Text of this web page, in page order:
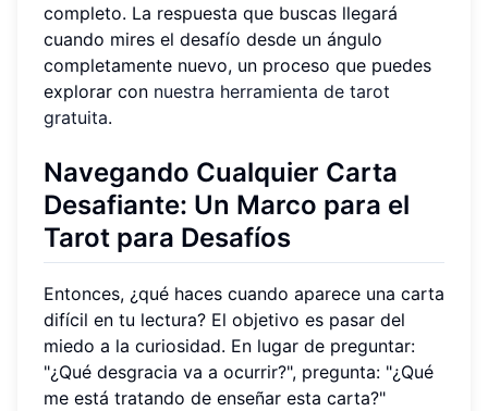
completo. La respuesta que buscas llegará
cuando mires el desafío desde un ángulo
completamente nuevo, un proceso que puedes
explorar con nuestra herramienta de tarot
gratuita.
Navegando Cualquier Carta
Desafiante: Un Marco para el
Tarot para Desafíos
Entonces, ¿qué haces cuando aparece una carta
difícil en tu lectura? El objetivo es pasar del
miedo a la curiosidad. En lugar de preguntar:
"¿Qué desgracia va a ocurrir?", pregunta: "¿Qué
me está tratando de enseñar esta carta?"